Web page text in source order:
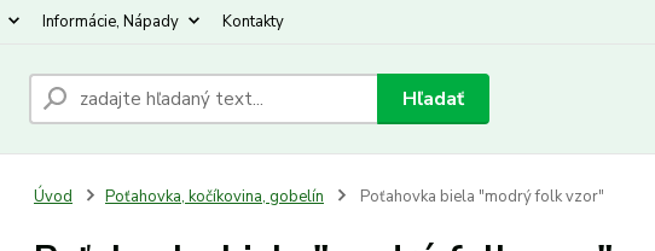
Informácie, Nápady Kontakty
Hľadať
Úvod Poťahovka, kočíkovina, gobelín Poťahovka biela "modrý folk vzor"